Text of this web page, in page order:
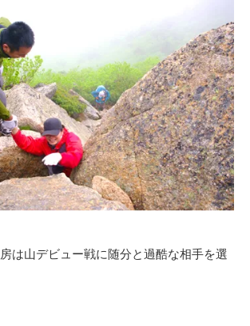
は山デビュー戦に随分と過酷な相手を選